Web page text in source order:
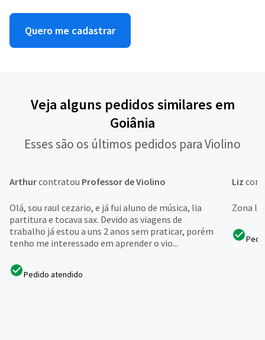
Quero me cadastrar
Veja alguns pedidos similares em
Goiânia
Esses são os últimos pedidos para Violino
Arthurcontratou Professor de Violino
Olá, sou raul cezario, e já fui aluno de música, lia
partitura e tocava sax. Devido as viagens de
trabalho já estou a uns 2 anos sem praticar, porém
tenho me interessado em aprender o vio...
Pedido atendido
Liz
Zona